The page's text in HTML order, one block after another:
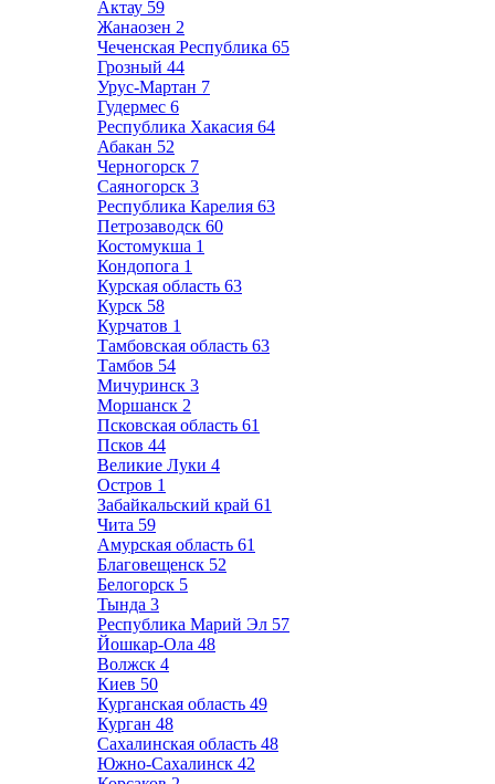
Актау 59
Жанаозен 2
Чеченская Республика 65
Грозный 44
Урус-Мартан 7
Гудермес 6
Республика Хакасия 64
Абакан 52
Черногорск 7
Саяногорск 3
Республика Карелия 63
Петрозаводск 60
Костомукша 1
Кондопога 1
Курская область 63
Курск 58
Курчатов 1
Тамбовская область 63
Тамбов 54
Мичуринск 3
Моршанск 2
Псковская область 61
Псков 44
Великие Луки 4
Остров 1
Забайкальский край 61
Чита 59
Амурская область 61
Благовещенск 52
Белогорск 5
Тында 3
Республика Марий Эл 57
Йошкар-Ола 48
Волжск 4
Киев 50
Курганская область 49
Курган 48
Сахалинская область 48
Южно-Сахалинск 42